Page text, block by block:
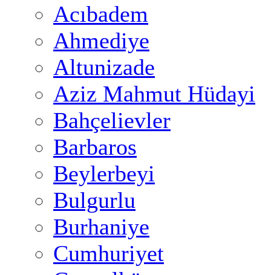
Acıbadem
Ahmediye
Altunizade
Aziz Mahmut Hüdayi
Bahçelievler
Barbaros
Beylerbeyi
Bulgurlu
Burhaniye
Cumhuriyet